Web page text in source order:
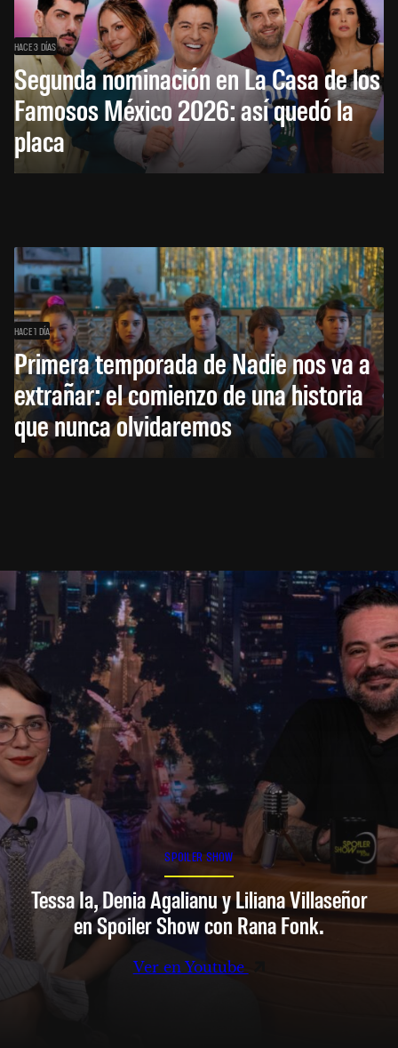
HACE 3 DÍAS
Segunda nominación en La Casa de los
Famosos México 2026: así quedó la
placa
HACE 1 DÍA
Primera temporada de Nadie nos va a
extrañar: el comienzo de una historia
que nunca olvidaremos
SPOILER SHOW
Tessa Ia, Denia Agalianu y Liliana Villaseñor
en Spoiler Show con Rana Fonk.
Ver en Youtube